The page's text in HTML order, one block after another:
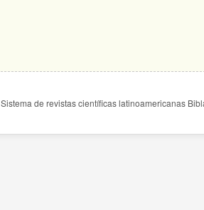
Sistema de revistas científicas latinoamericanas